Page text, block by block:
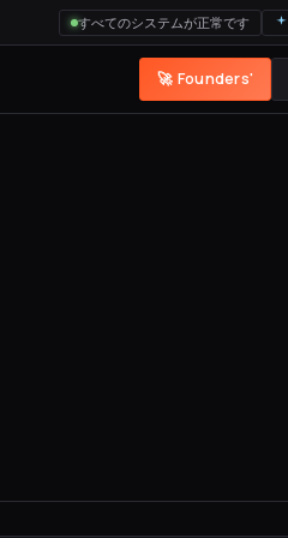
すべてのシステムが正常です
🚀 Founders'